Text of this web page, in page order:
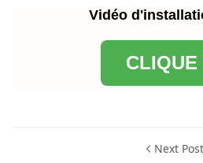
Vidéo
CLIQUE
Next Post